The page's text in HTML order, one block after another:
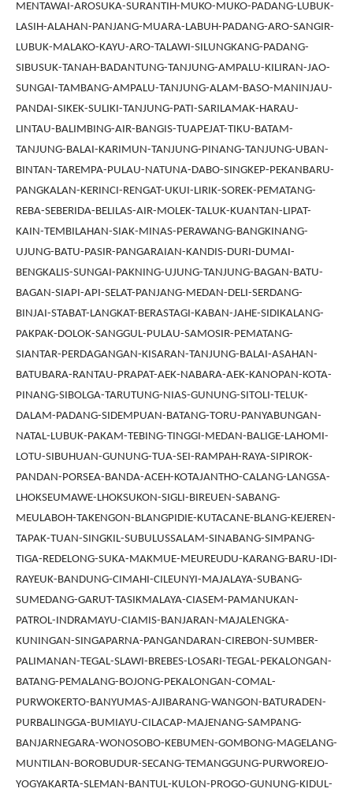
MENTAWAI-AROSUKA-SURANTIH-MUKO-MUKO-PADANG-LUBUK-
LASIH-ALAHAN-PANJANG-MUARA-LABUH-PADANG-ARO-SANGIR-
LUBUK-MALAKO-KAYU-ARO-TALAWI-SILUNGKANG-PADANG-
SIBUSUK-TANAH-BADANTUNG-TANJUNG-AMPALU-KILIRAN-JAO-
SUNGAI-TAMBANG-AMPALU-TANJUNG-ALAM-BASO-MANINJAU-
PANDAI-SIKEK-SULIKI-TANJUNG-PATI-SARILAMAK-HARAU-
LINTAU-BALIMBING-AIR-BANGIS-TUAPEJAT-TIKU-BATAM-
TANJUNG-BALAI-KARIMUN-TANJUNG-PINANG-TANJUNG-UBAN-
BINTAN-TAREMPA-PULAU-NATUNA-DABO-SINGKEP-PEKANBARU-
PANGKALAN-KERINCI-RENGAT-UKUI-LIRIK-SOREK-PEMATANG-
REBA-SEBERIDA-BELILAS-AIR-MOLEK-TALUK-KUANTAN-LIPAT-
KAIN-TEMBILAHAN-SIAK-MINAS-PERAWANG-BANGKINANG-
UJUNG-BATU-PASIR-PANGARAIAN-KANDIS-DURI-DUMAI-
BENGKALIS-SUNGAI-PAKNING-UJUNG-TANJUNG-BAGAN-BATU-
BAGAN-SIAPI-API-SELAT-PANJANG-MEDAN-DELI-SERDANG-
BINJAI-STABAT-LANGKAT-BERASTAGI-KABAN-JAHE-SIDIKALANG-
PAKPAK-DOLOK-SANGGUL-PULAU-SAMOSIR-PEMATANG-
SIANTAR-PERDAGANGAN-KISARAN-TANJUNG-BALAI-ASAHAN-
BATUBARA-RANTAU-PRAPAT-AEK-NABARA-AEK-KANOPAN-KOTA-
PINANG-SIBOLGA-TARUTUNG-NIAS-GUNUNG-SITOLI-TELUK-
DALAM-PADANG-SIDEMPUAN-BATANG-TORU-PANYABUNGAN-
NATAL-LUBUK-PAKAM-TEBING-TINGGI-MEDAN-BALIGE-LAHOMI-
LOTU-SIBUHUAN-GUNUNG-TUA-SEI-RAMPAH-RAYA-SIPIROK-
PANDAN-PORSEA-BANDA-ACEH-KOTAJANTHO-CALANG-LANGSA-
LHOKSEUMAWE-LHOKSUKON-SIGLI-BIREUEN-SABANG-
MEULABOH-TAKENGON-BLANGPIDIE-KUTACANE-BLANG-KEJEREN-
TAPAK-TUAN-SINGKIL-SUBULUSSALAM-SINABANG-SIMPANG-
TIGA-REDELONG-SUKA-MAKMUE-MEUREUDU-KARANG-BARU-IDI-
RAYEUK-BANDUNG-CIMAHI-CILEUNYI-MAJALAYA-SUBANG-
SUMEDANG-GARUT-TASIKMALAYA-CIASEM-PAMANUKAN-
PATROL-INDRAMAYU-CIAMIS-BANJARAN-MAJALENGKA-
KUNINGAN-SINGAPARNA-PANGANDARAN-CIREBON-SUMBER-
PALIMANAN-TEGAL-SLAWI-BREBES-LOSARI-TEGAL-PEKALONGAN-
BATANG-PEMALANG-BOJONG-PEKALONGAN-COMAL-
PURWOKERTO-BANYUMAS-AJIBARANG-WANGON-BATURADEN-
PURBALINGGA-BUMIAYU-CILACAP-MAJENANG-SAMPANG-
BANJARNEGARA-WONOSOBO-KEBUMEN-GOMBONG-MAGELANG-
MUNTILAN-BOROBUDUR-SECANG-TEMANGGUNG-PURWOREJO-
YOGYAKARTA-SLEMAN-BANTUL-KULON-PROGO-GUNUNG-KIDUL-